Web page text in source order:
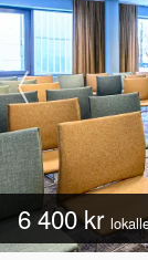
6 400 kr